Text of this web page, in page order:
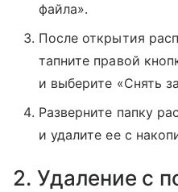
файла».
После открытия
тапните правой
и выберите «Снять
Разверните папку
и удалите ее с
2. Удаление с